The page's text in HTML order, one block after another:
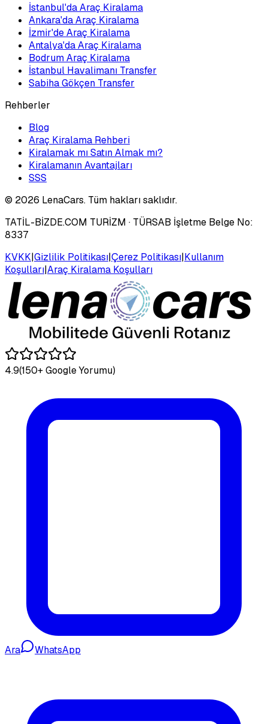
İstanbul'da Araç Kiralama
Ankara'da Araç Kiralama
İzmir'de Araç Kiralama
Antalya'da Araç Kiralama
Bodrum Araç Kiralama
İstanbul Havalimanı Transfer
Sabiha Gökçen Transfer
Rehberler
Blog
Araç Kiralama Rehberi
Kiralamak mı Satın Almak mı?
Kiralamanın Avantajları
SSS
© 2026 LenaCars. Tüm hakları saklıdır.
TATİL-BİZDE.COM TURİZM · TÜRSAB İşletme Belge No:
8337
KVKK|Gizlilik Politikası|Çerez Politikası|Kullanım
Koşulları|Araç Kiralama Koşulları
4.9(150+ Google Yorumu)
Ara WhatsApp